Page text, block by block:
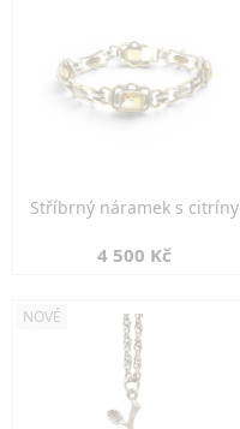
Stříbrný náramek s citríny
4 500 Kč
NOVÉ